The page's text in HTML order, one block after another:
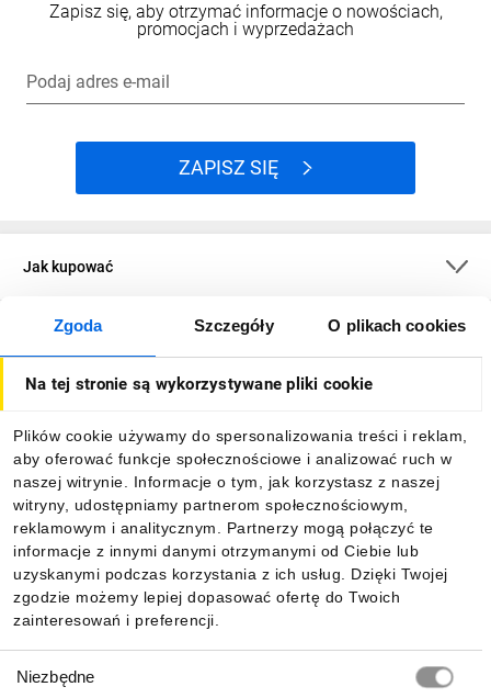
Zgoda Szczegóły O plikach cookies
Na tej stronie są wykorzystywane pliki cookie
Plików cookie używamy do spersonalizowania treści i reklam,
aby oferować funkcje społecznościowe i analizować ruch w
naszej witrynie. Informacje o tym, jak korzystasz z naszej
witryny, udostępniamy partnerom społecznościowym,
reklamowym i analitycznym. Partnerzy mogą połączyć te
informacje z innymi danymi otrzymanymi od Ciebie lub
uzyskanymi podczas korzystania z ich usług. Dzięki Twojej
zgodzie możemy lepiej dopasować ofertę do Twoich
zainteresowań i preferencji.
zgody
Niezbędne
Zapisz się, aby otrzymać informacje o nowościach,
promocjach i wyprzedażach
Podaj adres e-mail
ZAPISZ SIĘ
Jak kupować
O firmie
Informacje
Pobierz naszą aplikację mobilną: